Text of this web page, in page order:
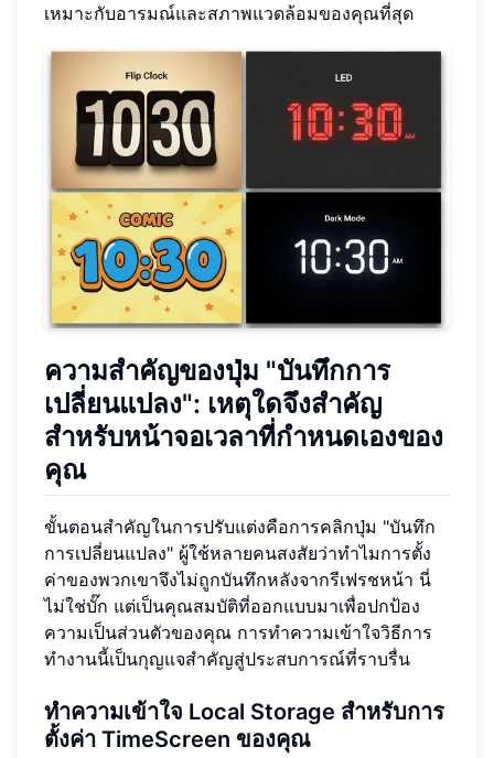
เหมาะกับอารมณ์และสภาพแวดล้อมของคุณที่สุด
ความสำคัญของปุ่ม "บันทึกการ
เปลี่ยนแปลง": เหตุใดจึงสำคัญ
สำหรับหน้าจอเวลาที่กำหนดเองของ
คุณ
ขั้นตอนสำคัญในการปรับแต่งคือการคลิกปุ่ม "บันทึก
การเปลี่ยนแปลง" ผู้ใช้หลายคนสงสัยว่าทำไมการตั้ง
ค่าของพวกเขาจึงไม่ถูกบันทึกหลังจากรีเฟรชหน้า นี่
ไม่ใช่บั๊ก แต่เป็นคุณสมบัติที่ออกแบบมาเพื่อปกป้อง
ความเป็นส่วนตัวของคุณ การทำความเข้าใจวิธีการ
ทำงานนี้เป็นกุญแจสำคัญสู่ประสบการณ์ที่ราบรื่น
ทำความเข้าใจ Local Storage สำหรับการ
ตั้งค่า TimeScreen ของคุณ